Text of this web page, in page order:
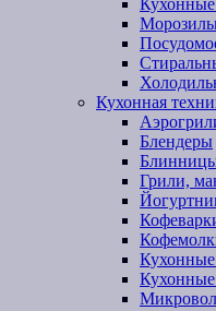
Кухонная
Блендеры
Грили,